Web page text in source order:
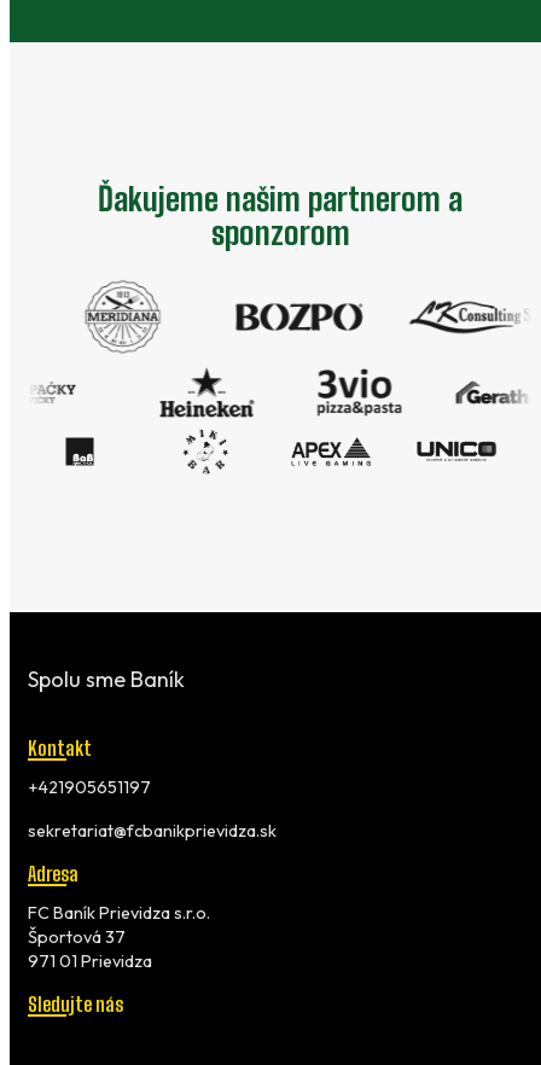
Ďakujeme našim partnerom a
sponzorom
Spolu sme Baník
Kontakt
+421905651197
sekretariat@fcbanikprievidza.sk
Adresa
FC Baník Prievidza s.r.o.
Športová 37
971 01 Prievidza
Sledujte nás